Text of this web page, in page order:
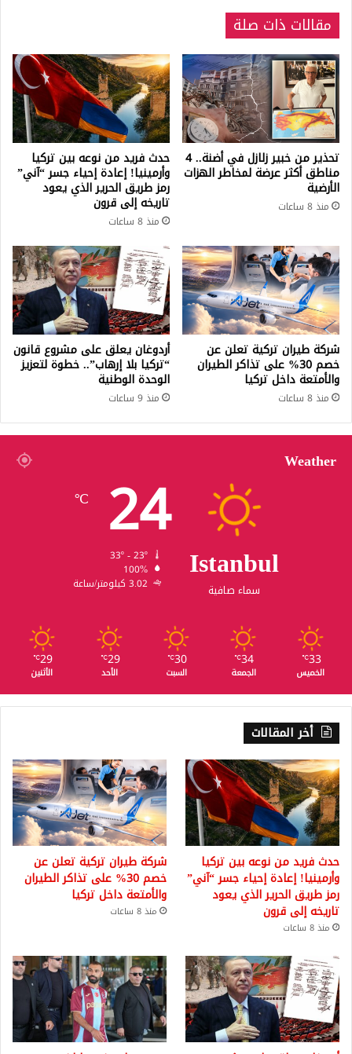
مقالات ذات صلة
تحذير من خبير زلازل في أضنة.. 4
مناطق أكثر عرضة لمخاطر الهزات
الأرضية
منذ 8 ساعات
حدث فريد من نوعه بين تركيا
وأرمينيا! إعادة إحياء جسر “آني”
رمز طريق الحرير الذي يعود
تاريخه إلى قرون
منذ 8 ساعات
شركة طيران تركية تعلن عن
خصم 30% على تذاكر الطيران
والأمتعة داخل تركيا
منذ 8 ساعات
أردوغان يعلق على مشروع قانون
“تركيا بلا إرهاب”.. خطوة لتعزيز
الوحدة الوطنية
منذ 9 ساعات
Weather
Istanbul
سماء صافية
24
℃
100%
3.02 كيلومتر/ساعة
33
℃
الخميس
34
℃
الجمعة
30
℃
السبت
29
℃
الأحد
29
℃
الأثنين
أخر المقالات
حدث فريد من نوعه بين تركيا
وأرمينيا! إعادة إحياء جسر “آني”
رمز طريق الحرير الذي يعود
تاريخه إلى قرون
منذ 8 ساعات
شركة طيران تركية تعلن عن
خصم 30% على تذاكر الطيران
والأمتعة داخل تركيا
منذ 8 ساعات